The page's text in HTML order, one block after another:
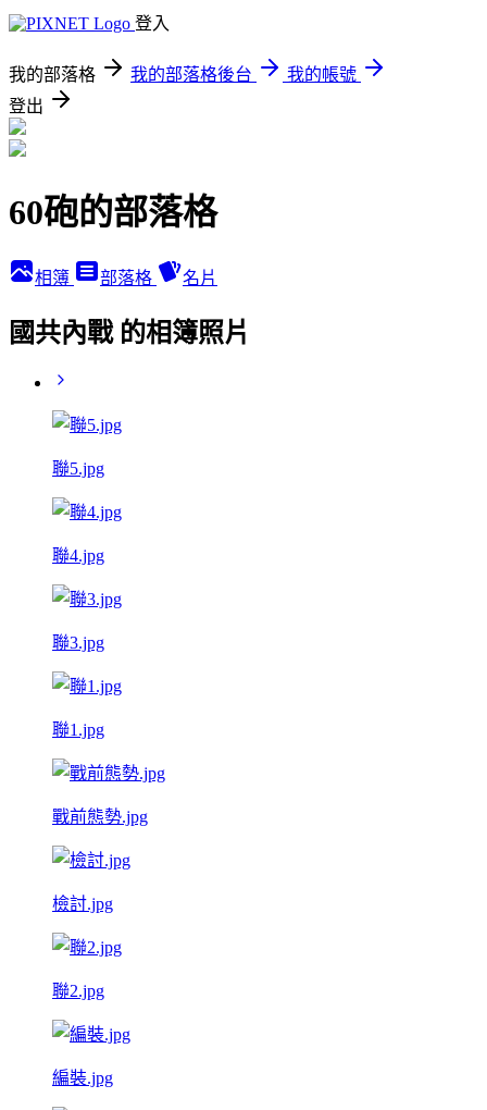
登入
我的部落格 我的部落格後台
我的帳號
登出
60砲的部落格
相簿 部落格 名片
國共內戰 的相簿照片
聯5.jpg
聯4.jpg
聯3.jpg
聯1.jpg
戰前態勢.jpg
檢討.jpg
聯2.jpg
編裝.jpg